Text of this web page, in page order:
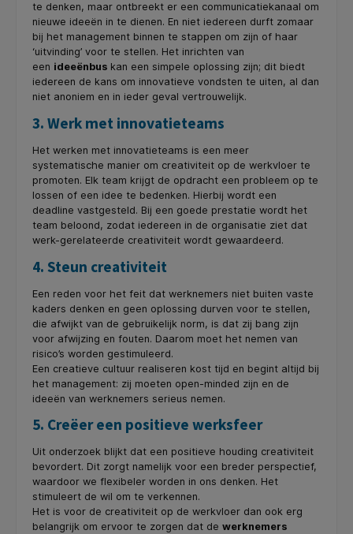
te denken, maar ontbreekt er een communicatiekanaal om
nieuwe ideeën in te dienen. En niet iedereen durft zomaar
bij het management binnen te stappen om zijn of haar
‘uitvinding’ voor te stellen. Het inrichten van
een ideeënbus kan een simpele oplossing zijn; dit biedt
iedereen de kans om innovatieve vondsten te uiten, al dan
niet anoniem en in ieder geval vertrouwelijk.
3. Werk met innovatieteams
Het werken met innovatieteams is een meer
systematische manier om creativiteit op de werkvloer te
promoten. Elk team krijgt de opdracht een probleem op te
lossen of een idee te bedenken. Hierbij wordt een
deadline vastgesteld. Bij een goede prestatie wordt het
team beloond, zodat iedereen in de organisatie ziet dat
werk-gerelateerde creativiteit wordt gewaardeerd.
4. Steun creativiteit
Een reden voor het feit dat werknemers niet buiten vaste
kaders denken en geen oplossing durven voor te stellen,
die afwijkt van de gebruikelijk norm, is dat zij bang zijn
voor afwijzing en fouten. Daarom moet het nemen van
risico’s worden gestimuleerd.
Een creatieve cultuur realiseren kost tijd en begint altijd bij
het management: zij moeten open-minded zijn en de
ideeën van werknemers serieus nemen.
5. Creëer een positieve werksfeer
Uit onderzoek blijkt dat een positieve houding creativiteit
bevordert. Dit zorgt namelijk voor een breder perspectief,
waardoor we flexibeler worden in ons denken. Het
stimuleert de wil om te verkennen.
Het is voor de creativiteit op de werkvloer dan ook erg
belangrijk om ervoor te zorgen dat de werknemers